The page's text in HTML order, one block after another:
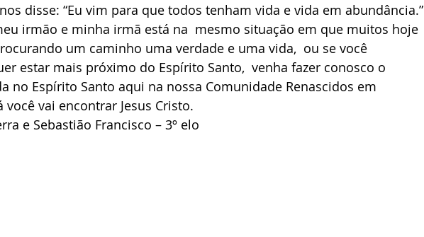
disse: “Eu vim para que todos tenham vida e vida em abundância.”
um caminho uma verdade e uma vida,  ou se você
estar mais próximo do Espírito Santo,  venha fazer conosco o
no Espírito Santo aqui na nossa Comunidade Renascidos em
você vai encontrar Jesus Cristo.
e Sebastião Francisco – 3º elo